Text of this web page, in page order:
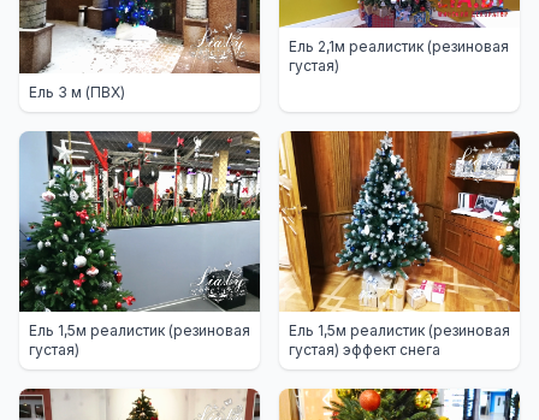
Ель 3 м (ПВХ)
Ель 2,1м реалистик (резиновая
густая)
Ель 1,5м реалистик (резиновая
густая)
Ель 1,5м реалистик (резиновая
густая) эффект снега